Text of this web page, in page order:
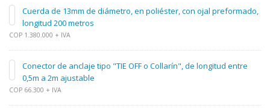
Cuerda de 13mm de diámetro, en poliéster, con ojal preformado,
longitud 200 metros
COP 1.380.000 + IVA
Conector de anclaje tipo "TIE OFF o Collarín", de longitud entre
0,5m a 2m ajustable
COP 66.300 + IVA